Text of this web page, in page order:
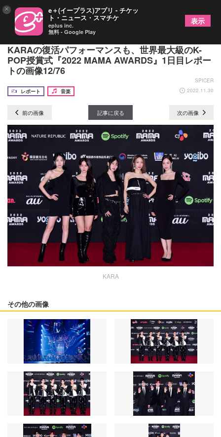
IVE、Kep1erら“第4世代”のコラボレーションや
KARAの復活パフォーマンスも、世界最大級のK-
POP授賞式『2022 MAMA AWARDS』1日目レポー
トの画像12/76
SPICER
レポート
音楽 2022.11.30
前の画像 記事に戻る 次の画像
KARA
その他の画像
× e＋(イープラス)アプリ - チケッ
ト・ニュース・スマチケ
eplus inc.
無料 - Google Play
表示